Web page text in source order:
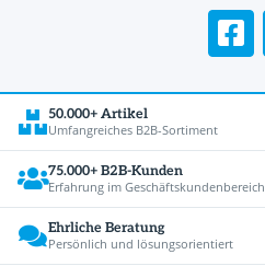
50.000+ Artikel
Umfangreiches B2B-Sortiment
75.000+ B2B-Kunden
Erfahrung im Geschäftskundenbereich
Ehrliche Beratung
Persönlich und lösungsorientiert